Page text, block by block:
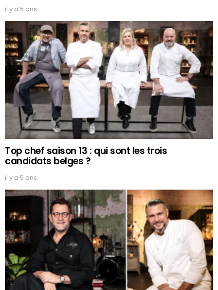
il y a 5 ans
Top chef saison 13 : qui sont les trois
candidats belges ?
il y a 5 ans